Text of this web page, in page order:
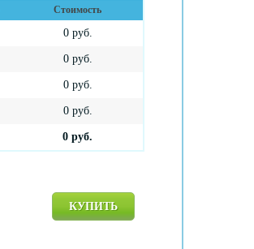
Стоимость
0руб.
0руб.
0руб.
0руб.
0 руб.
КУПИТЬ